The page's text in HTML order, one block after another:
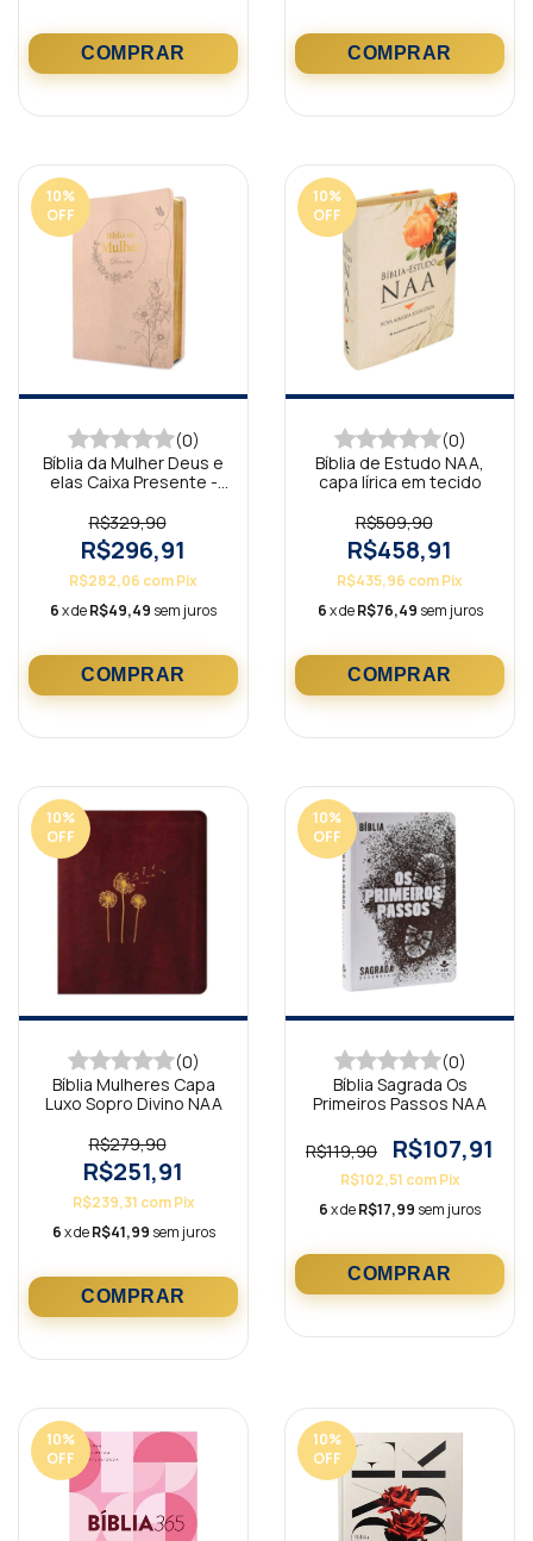
10%
OFF
(0)
Bíblia da Mulher Deus e
elas Caixa Presente -
R$329,90
R$296,91
R$282,06 comPix
6x deR$49,49 sem juros
10%
OFF
(0)
Bíblia de Estudo NAA,
capa lírica em tecido
R$509,90
R$458,91
R$435,96 comPix
6x deR$76,49 sem juros
10%
OFF
(0)
Bíblia Mulheres Capa
Luxo Sopro Divino NAA
R$279,90
R$251,91
R$239,31 com Pix
6x deR$41,99 sem juros
10%
OFF
(0)
Bíblia Sagrada Os
Primeiros Passos NAA
R$119,90 R$107,91
R$102,51 com Pix
6x deR$17,99 sem juros
10%
OFF
10%
OFF